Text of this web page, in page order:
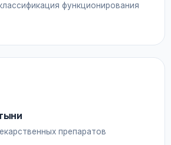
функционирования
препаратов